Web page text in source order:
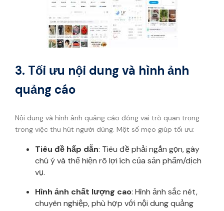
3. Tối ưu nội dung và hình ảnh
quảng cáo
Nội dung và hình ảnh quảng cáo đóng vai trò quan trọng
trong việc thu hút người dùng. Một số mẹo giúp tối ưu:
Tiêu đề hấp dẫn: Tiêu đề phải ngắn gọn, gây
chú ý và thể hiện rõ lợi ích của sản phẩm/dịch
vụ.
Hình ảnh chất lượng cao: Hình ảnh sắc nét,
chuyên nghiệp, phù hợp với nội dung quảng